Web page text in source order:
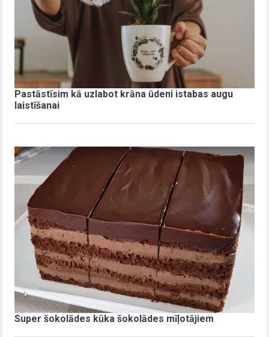
Pastāstīsim kā uzlabot krāna ūdeni istabas augu
laistīšanai
Super šokolādes kūka šokolādes mīļotājiem